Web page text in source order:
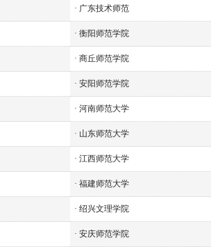
· 广东技术师范
· 衡阳师范学院
· 商丘师范学院
· 安阳师范学院
· 河南师范大学
· 山东师范大学
· 江西师范大学
· 福建师范大学
· 绍兴文理学院
· 安庆师范学院